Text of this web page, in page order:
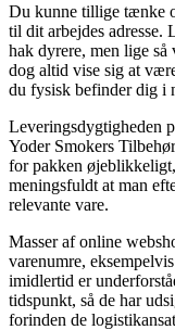
Du kunne tillige tænke
til dit arbejdes adresse.
hak dyrere, men lige
dog altid vise sig at
du fysisk befinder dig i
Leveringsdygtigheden
Yoder Smokers
for pakken
meningsfuldt at man
relevante vare.
Masser af online
varenumre,
imidlertid er
tidspunkt, så de har
forinden de